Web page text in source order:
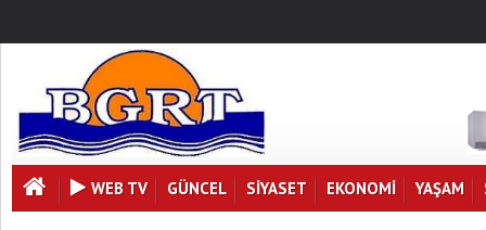
WEB TV GÜNCEL SIYASET EKONOMI YAŞAM